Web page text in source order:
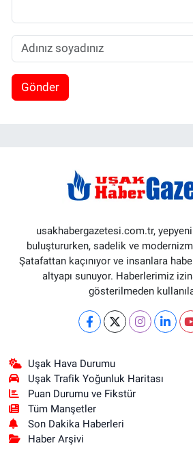
Gönder
usakhabergazetesi.com.tr,
buluştururken, sadelik ve
Şatafattan kaçınıyor ve insanlara
altyapı sunuyor. Haberlerimiz
gösterilmeden
Uşak Hava Durumu
Uşak Trafik Yoğunluk Haritası
Puan Durumu ve Fikstür
Tüm Manşetler
Son Dakika Haberleri
Haber Arşivi